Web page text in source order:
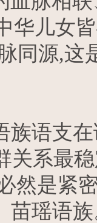
华儿女
同源,这
族语支
系最
然是紧
瑶语